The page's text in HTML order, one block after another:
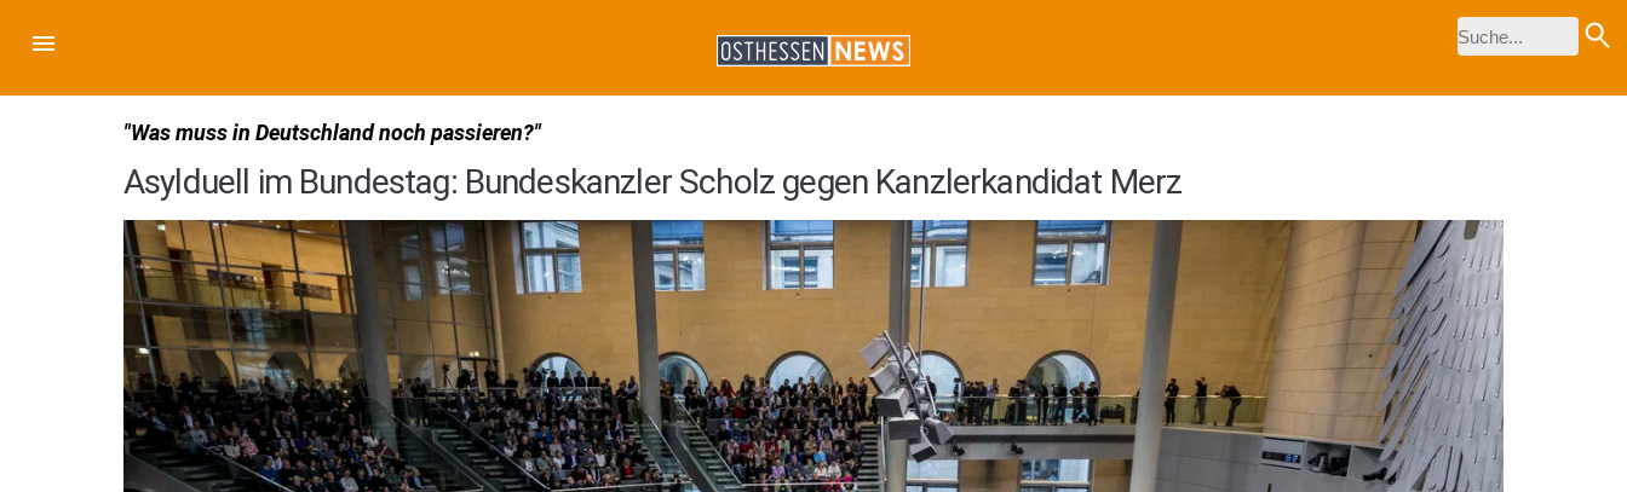
"Was muss in Deutschland noch passieren?"
Asylduell im Bundestag: Bundeskanzler Scholz gegen Kanzlerkandidat Merz